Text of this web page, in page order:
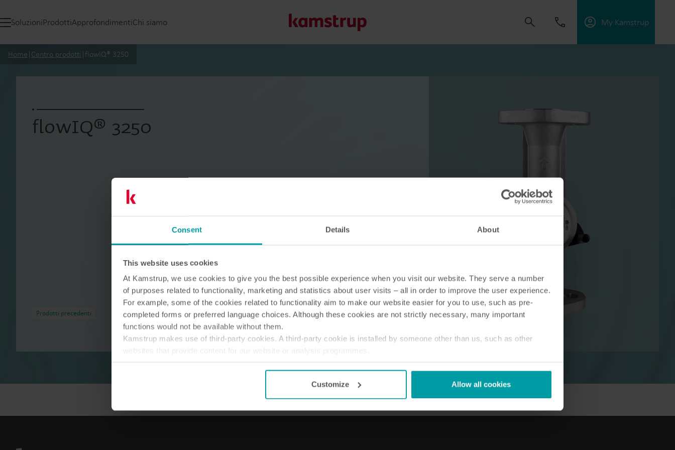
Consent Details About
This website uses cookies
At Kamstrup, we use cookies to give you the best possible experience when you visit our website. They serve a number
of purposes related to functionality, marketing and statistics about user visits – all in order to improve the user experience.
For example, some of the cookies related to functionality aim to make our website easier for you to use, such as pre-
completed forms or preferred language choices. Although these cookies are not strictly necessary, many important
functions would not be available without them.
Kamstrup makes use of third-party cookies. A third-party cookie is installed by someone other than us, such as other
You can at any time change or withdraw your consent from the Cookie Declarationhere.
Customize Allow all cookies
SoluzioniProdottiApprofondimentiChi siamo My Kamstrup
ridurre lo spreco d'acqua, potenziare i servizi, ottimizzare l’efficienza energetica e gestire al meglio
Soluzioni per l'acqua
Soluzioni idriche intelligenti
per una gestione precisa
misurazione e gestione
efficiente.
Soluzioni di calore
Soluzioni di calore intelligenti
per una misurazione precisa
energetica utilizzo .
Soluzioni elettriche
Soluzioni elettriche avanzate
per una precisione
intelligente gestione
Home | Centro prodotti |flowIQ® 3250
flowIQ® 3250
Prodotti precedenti